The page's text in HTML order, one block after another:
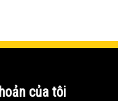
của tôi